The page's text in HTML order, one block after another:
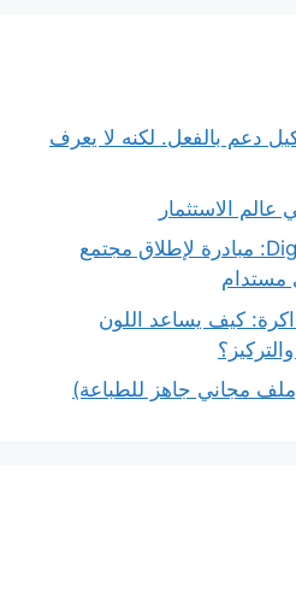
دعم بالفعل. لكنه لا يعرف
عالم الاستثمار
ديجيتال سوريا Digital Syria: مبادرة لإطلاق مجتمع
مستدام
كيف يساعد اللون